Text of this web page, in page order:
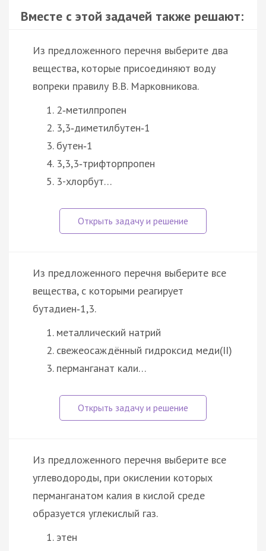
Вместе с этой задачей также решают:
Из предложенного перечня выберите два
вещества, которые присоединяют воду
вопреки правилу В.В. Марковникова.
2‑метилпропен
3,3‑диметилбутен‑1
бутен‑1
3,3,3‑трифторпропен
3-хлорбут…
Из предложенного перечня выберите все
вещества, с которыми реагирует
бутадиен‑1,3.
металлический натрий
свежеосаждённый гидроксид меди(II)
перманганат кали…
Из предложенного перечня выберите все
углеводороды, при окислении которых
перманганатом калия в кислой среде
образуется углекислый газ.
этен